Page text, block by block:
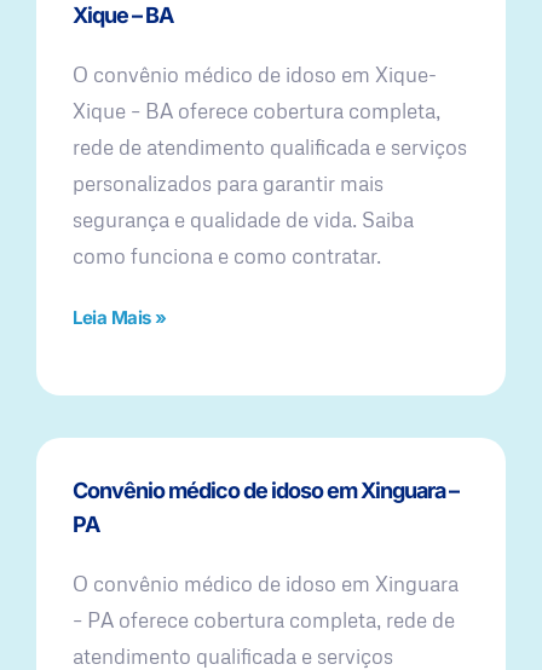
Xique – BA
O convênio médico de idoso em Xique-
Xique – BA oferece cobertura completa,
rede de atendimento qualificada e serviços
personalizados para garantir mais
segurança e qualidade de vida. Saiba
como funciona e como contratar.
Leia Mais »
Convênio médico de idoso em Xinguara –
PA
O convênio médico de idoso em Xinguara
– PA oferece cobertura completa, rede de
atendimento qualificada e serviços